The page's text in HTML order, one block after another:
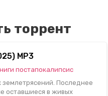
торрент
MP3
постапокалипсис
Последнее
оставшиеся в живых